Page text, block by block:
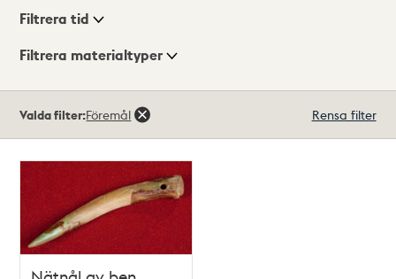
Visningsläge
Filtrera tid
Filtrera materialtyper
träffar
Valda filter:Föremål Rensa filter